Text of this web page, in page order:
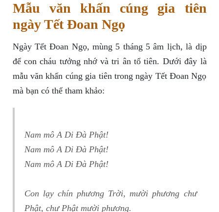
Mẫu văn khấn cúng gia tiên
ngày Tết Đoan Ngọ
Ngày Tết Đoan Ngọ, mùng 5 tháng 5 âm lịch, là dịp
để con cháu tưởng nhớ và tri ân tổ tiên. Dưới đây là
mẫu văn khấn cúng gia tiên trong ngày Tết Đoan Ngọ
mà bạn có thể tham khảo:
Nam mô A Di Đà Phật!
Nam mô A Di Đà Phật!
Nam mô A Di Đà Phật!
Con lạy chín phương Trời, mười phương chư
Phật, chư Phật mười phương.